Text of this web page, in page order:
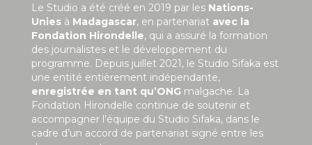
Le Studio a été créé en 2019 par les Nations-
Unies à Madagascar, en partenariat avec la
Fondation Hirondelle, qui a assuré la formation
des journalistes et le développement du
programme. Depuis juillet 2021, le Studio Sifaka est
une entité entièrement indépendante,
enregistrée en tant qu’ONG malgache. La
Fondation Hirondelle continue de soutenir et
accompagner l’équipe du Studio Sifaka, dans le
cadre d’un accord de partenariat signé entre les